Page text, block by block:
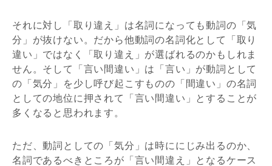
それに対し「取り違え」は名詞になっても動詞の「気
分」が抜けない。だから他動詞の名詞化として「取り
違い」ではなく「取り違え」が選ばれるのかもしれま
せん。そして「言い間違い」は「言い」が動詞として
の「気分」を少し呼び起こすものの「間違い」の名詞
としての地位に押されて「言い間違い」とすることが
多くなると思われます。
ただ、動詞としての「気分」は時ににじみ出るのか、
名詞であるべきところが「言い間違え」となるケース